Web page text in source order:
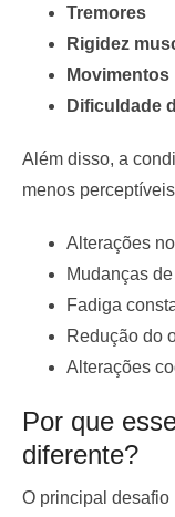
Tremores
Rigidez
Dificuldade
Além disso, a
menos
Alterações
Mudanças
Fadiga
Redução do
Alterações
Por que
diferente?
O principal